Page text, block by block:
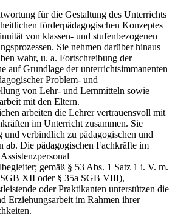
für die Gestaltung des Unterrichts
förderpädagogischen Konzeptes
von klassen- und stufenbezogenen
Sie nehmen darüber hinaus
wahr, u. a. Fortschreibung der
auf Grundlage der unterrichtsimmanenten
Problem- und
von Lehr- und Lernmitteln sowie
mit den Eltern.
arbeiten die Lehrer vertrauensvoll mit
im Unterricht zusammen. Sie
und verbindlich zu pädagogischen und
ab. Die pädagogischen Fachkräfte im
gemäß § 53 Abs. 1 Satz 1 i. V. m.
XII oder § 35a SGB VIII),
oder Praktikanten unterstützen die
Erziehungsarbeit im Rahmen ihrer